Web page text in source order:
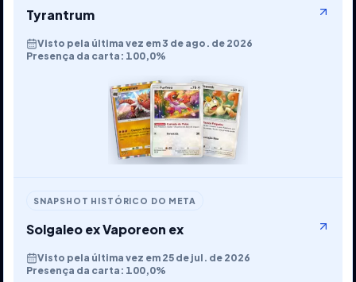
Tyrantrum
Visto pela última vez em 3 de ago. de 2026
Presença da carta: 100,0%
SNAPSHOT HISTÓRICO DO META
Solgaleo ex Vaporeon ex
Visto pela última vez em 25 de jul. de 2026
Presença da carta: 100,0%